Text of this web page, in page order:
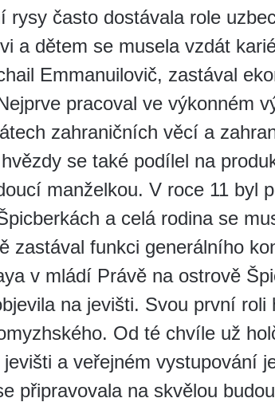
rysy často dostávala role
a dětem se musela vzdát
Emmanuilovič, zastával
pracoval ve výkonném
zahraničních věcí a
se také podílel na
manželkou. V roce 11 byl
a celá rodina se
zastával funkci generálního
v mládí Právě na ostrově
na jevišti. Svou první roli
Od té chvíle už
jevišti a veřejném vystupování
připravovala na skvělou